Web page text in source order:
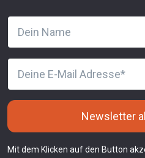
Newsletter
Mit dem Klicken auf den Button